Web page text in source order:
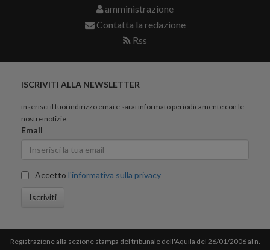
amministrazione
Contatta la redazione
Rss
ISCRIVITI ALLA NEWSLETTER
inserisci il tuoi indirizzo emai e sarai informato periodicamente con le
nostre notizie.
Email
Accetto l'informativa sulla privacy
Iscriviti
Registrazione alla sezione stampa del tribunale dell'Aquila del 26/01/2006 al n.